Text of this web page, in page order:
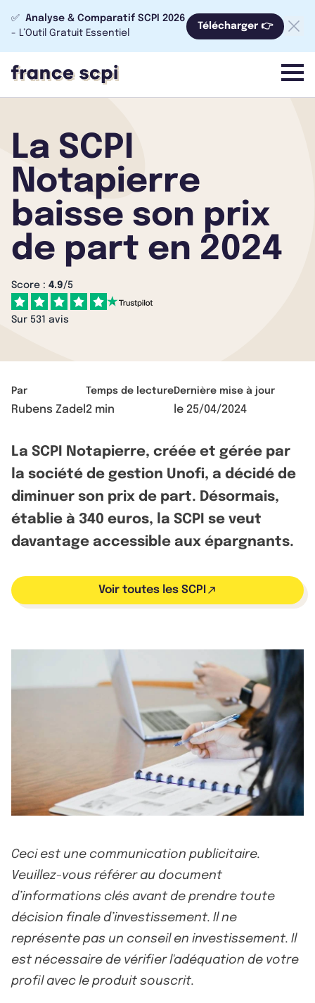
✅ Analyse & Comparatif SCPI 2026
- L’Outil Gratuit Essentiel
Télécharger 👉
menu
La SCPI
Notapierre
baisse son prix
de part en 2024
Score : 4.9/5
Sur 531 avis
Par
Rubens Zadel
Temps de lecture
2 min
Dernière mise à jour
le 25/04/2024
La SCPI Notapierre, créée et gérée par
la société de gestion Unofi, a décidé de
diminuer son prix de part. Désormais,
établie à 340 euros, la SCPI se veut
davantage accessible aux épargnants.
Voir toutes les SCPI
Ceci est une communication publicitaire.
Veuillez-vous référer au document
d’informations clés avant de prendre toute
décision finale d’investissement. Il ne
représente pas un conseil en investissement. Il
est nécessaire de vérifier l'adéquation de votre
profil avec le produit souscrit.